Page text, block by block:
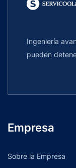
Ingeniería
pueden
Empresa
Sobre la Empresa